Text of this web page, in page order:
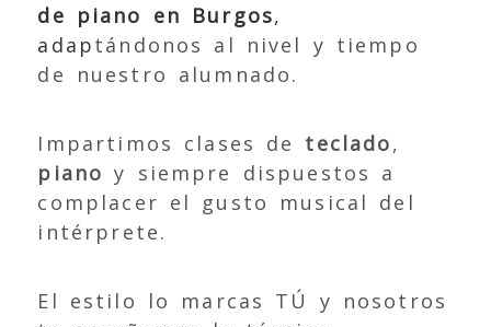
de piano en Burgos,
adaptándonos al nivel y tiempo
de nuestro alumnado.
Impartimos clases de teclado,
piano y siempre dispuestos a
complacer el gusto musical del
intérprete.
El estilo lo marcas TÚ y nosotros